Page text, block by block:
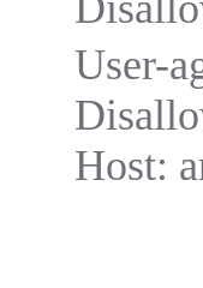
User-
Host: